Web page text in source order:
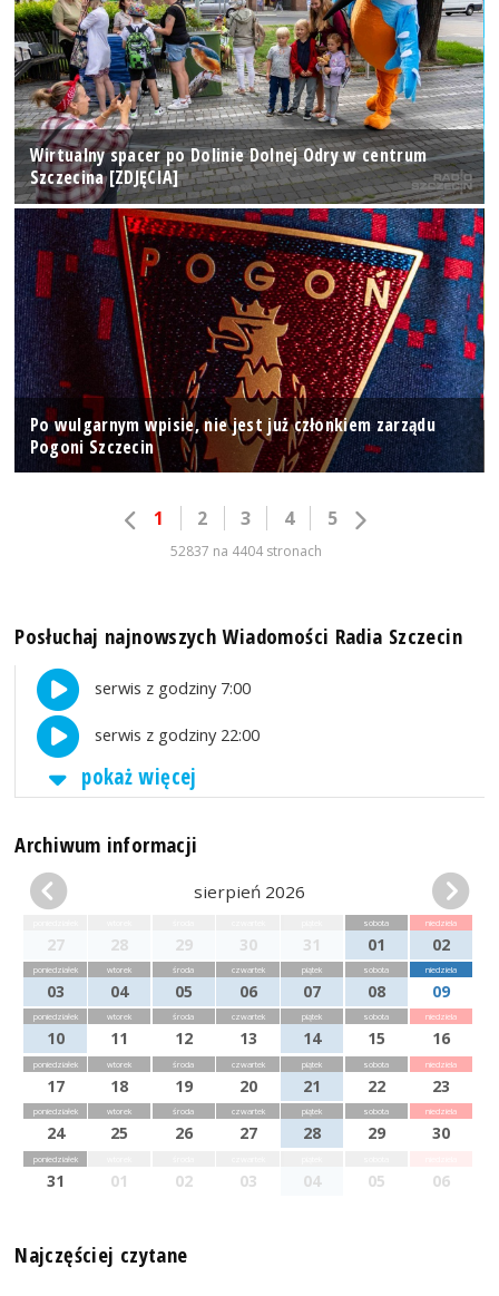
Wirtualny spacer po Dolinie Dolnej Odry w centrum
Szczecina [ZDJĘCIA]
Po wulgarnym wpisie, nie jest już członkiem zarządu
Pogoni Szczecin
1 2 3 4 5
52837 na 4404 stronach
Posłuchaj najnowszych Wiadomości Radia Szczecin
serwis z godziny 7:00
serwis z godziny 22:00
pokaż więcej
Archiwum informacji
sierpień 2026
27 28 29 30 31
sobota
01
niedziela
02
poniedziałek
03
wtorek
04
środa
05
czwartek
06
piątek
07
sobota
08
niedziela
09
poniedziałek
10
wtorek
11
środa
12
czwartek
13
piątek
14
sobota
15
niedziela
16
poniedziałek
17
wtorek
18
środa
19
czwartek
20
piątek
21
sobota
22
niedziela
23
poniedziałek
24
wtorek
25
środa
26
czwartek
27
piątek
28
sobota
29
niedziela
30
poniedziałek
31 01 02 03 04 05 06
Najczęściej czytane